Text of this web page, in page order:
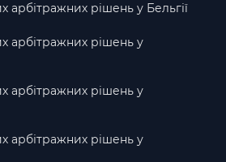
арбітражних рішень у Бельгії
арбітражних рішень у
арбітражних рішень у
арбітражних рішень у